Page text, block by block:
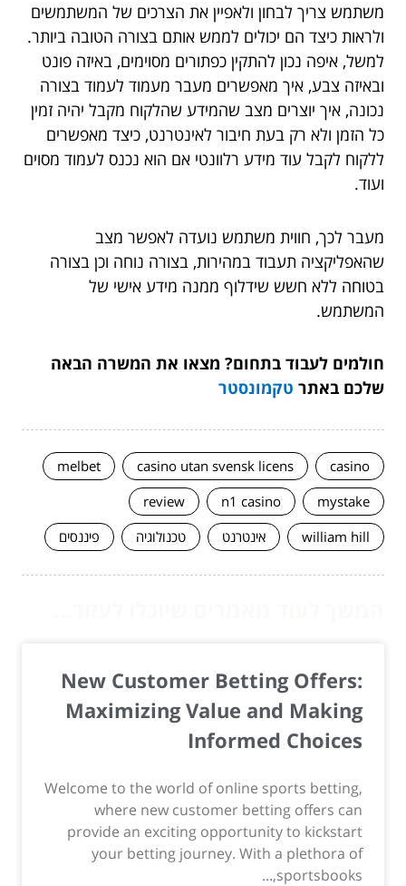
משתמש צריך לבחון ולאפיין את הצרכים של המשתמשים
ולראות כיצד הם יכולים לממש אותם בצורה הטובה ביותר.
למשל, איפה נכון להתקין כפתורים מסוימים, באיזה פונט
ובאיזה צבע, איך מאפשרים מעבר מעמוד לעמוד בצורה
נכונה, איך יוצרים מצב שהמידע שהלקוח מקבל יהיה זמין
כל הזמן ולא רק בעת חיבור לאינטרנט, כיצד מאפשרים
ללקוח לקבל עוד מידע רלוונטי אם הוא נכנס לעמוד מסוים
ועוד.
מעבר לכך, חווית משתמש נועדה לאפשר מצב
שהאפליקציה תעבוד במהירות, בצורה נוחה וכן בצורה
בטוחה ללא חשש שידלוף ממנה מידע אישי של
המשתמש.
חולמים לעבוד בתחום? מצאו את המשרה הבאה
שלכם באתר טקמונסטר
casino
casino utan svensk licens
melbet
mystake
n1 casino
review
william hill
אינטרנט טכנולוגיה פיננסים
New Customer Betting Offers:
Maximizing Value and Making
Informed Choices
Welcome to the world of online sports betting,
where new customer betting offers can
provide an exciting opportunity to kickstart
your betting journey. With a plethora of
sportsbooks,...